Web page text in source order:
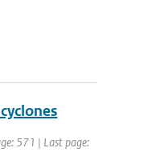
571 | Last page: